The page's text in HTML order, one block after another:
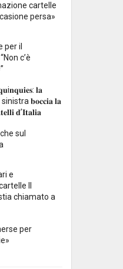
cartelle
persa»
per il
c’è
𝐥𝐚
𝐛𝐨𝐜𝐜𝐢𝐚 𝐥𝐚
𝐝’𝐈𝐭𝐚𝐥𝐢𝐚
sul
e
Il
chiamato a
per